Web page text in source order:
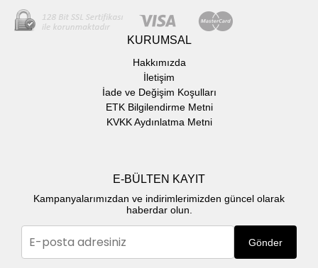
KURUMSAL
Hakkımızda
İletişim
İade ve Değişim Koşulları
ETK Bilgilendirme Metni
KVKK Aydınlatma Metni
E-BÜLTEN KAYIT
Kampanyalarımızdan ve indirimlerimizden güncel olarak
haberdar olun.
Gönder